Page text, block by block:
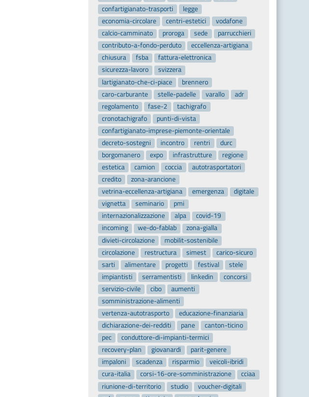
confartigianato-trasporti
legge
economia-circolare
centri-estetici
vodafone
calcio-camminato
proroga sede
parrucchieri
contributo-a-fondo-perduto
eccellenza-artigiana
chiusura
fsba
fattura-elettronica
sicurezza-lavoro
svizzera
lartigianato-che-ci-piace
brennero
caro-carburante
stelle-padelle varallo
adr
regolamento
fase-2
tachigrafo
cronotachigrafo
punti-di-vista
confartigianato-imprese-piemonte-orientale
decreto-sostegni
incontro rentri
durc
borgomanero
expo infrastrutture
regione
estetica
camion coccia
autotrasportatori
credito
zona-arancione
vetrina-eccellenza-artigiana
emergenza
digitale
vignetta
seminario
pmi
internazionalizzazione
alpa
covid-19
incoming
we-do-fablab
zona-gialla
divieti-circolazione
mobilit-sostenibile
circolazione
restructura simest
carico-sicuro
sarti
alimentare progetti festival
stele
impiantisti
serramentisti linkedin
concorsi
servizio-civile
cibo
aumenti
somministrazione-alimenti
vertenza-autotrasporto
educazione-finanziaria
dichiarazione-dei-redditi
pane
canton-ticino
pec
conduttore-di-impianti-termici
recovery-plan
giovanardi
parit-genere
impaloni
scadenza risparmio
veicoli-ibridi
cura-italia
corsi-16-ore-somministrazione
cciaa
riunione-di-territorio
studio
voucher-digitali